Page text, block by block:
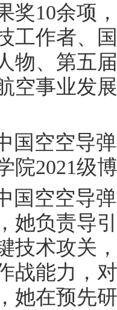
奖10余项
工作者、
物、第五
空事业发
国空空导
院2021级
国空空导
她负责导
技术攻关
战能力，
她在预先